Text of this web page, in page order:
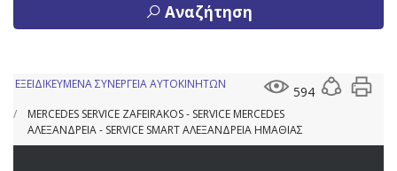
Αναζήτηση
594
ΕΞΕΙΔΙΚΕΥΜΕΝΑ ΣΥΝΕΡΓΕΙΑ ΑΥΤΟΚΙΝΗΤΩΝ
MERCEDES SERVICE ZAFEIRAKOS - SERVICE MERCEDES
ΑΛΕΞΑΝΔΡΕΙΑ - SERVICE SMART ΑΛΕΞΑΝΔΡΕΙΑ ΗΜΑΘΙΑΣ